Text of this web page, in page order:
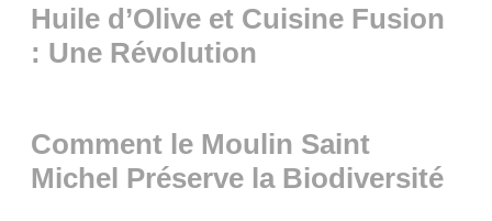
Huile d’Olive et Cuisine Fusion
: Une Révolution
Comment le Moulin Saint
Michel Préserve la Biodiversité